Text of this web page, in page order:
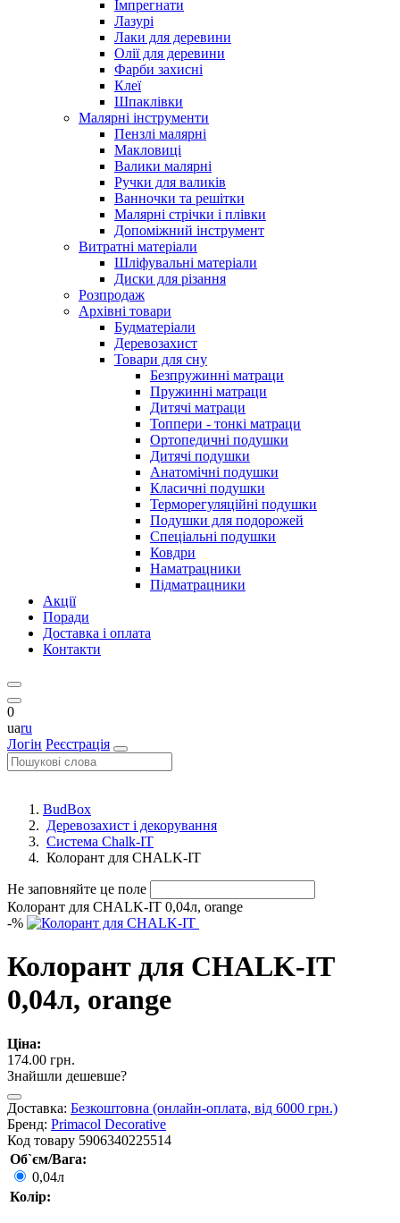
Імпрегнати
Лазурі
Лаки для деревини
Олії для деревини
Фарби захисні
Клеї
Шпаклівки
Малярні інструменти
Пензлі малярні
Макловиці
Валики малярні
Ручки для валиків
Ванночки та решітки
Малярні стрічки і плівки
Допоміжний інструмент
Витратні матеріали
Шліфувальні матеріали
Диски для різання
Розпродаж
Архівні товари
Будматеріали
Деревозахист
Товари для сну
Безпружинні матраци
Пружинні матраци
Дитячі матраци
Топпери - тонкі матраци
Ортопедичні подушки
Дитячі подушки
Анатомічні подушки
Класичні подушки
Терморегуляційні подушки
Подушки для подорожей
Спеціальні подушки
Ковдри
Наматрацники
Підматрацники
Акції
Поради
Доставка і оплата
Контакти
0
uaru
Логін Реєстрація
BudBox
Деревозахист і декорування
Система Chalk-IT
Колорант для CHALK-IT
Не заповняйте це поле
Колорант для CHALK-IT 0,04л, orange
-%
Колорант для CHALK-IT
0,04л, orange
Ціна:
174.00 грн.
Знайшли дешевше?
Доставка: Безкоштовна (онлайн-оплата, від 6000 грн.)
Бренд: Primacol Decorative
Код товару 5906340225514
Об`єм/Вага:
0,04л
Колір: